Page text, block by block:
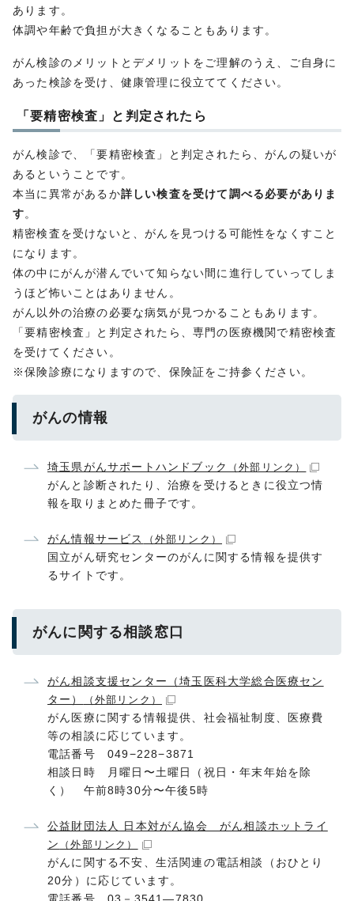
あります。
体調や年齢で負担が大きくなることもあります。
がん検診のメリットとデメリットをご理解のうえ、ご自身に
あった検診を受け、健康管理に役立ててください。
「要精密検査」と判定されたら
がん検診で、「要精密検査」と判定されたら、がんの疑いが
あるということです。
本当に異常があるか詳しい検査を受けて調べる必要がありま
す。
精密検査を受けないと、がんを見つける可能性をなくすこと
になります。
体の中にがんが潜んでいて知らない間に進行していってしま
うほど怖いことはありません。
がん以外の治療の必要な病気が見つかることもあります。
「要精密検査」と判定されたら、専門の医療機関で精密検査
を受けてください。
※保険診療になりますので、保険証をご持参ください。
がんの情報
埼玉県がんサポートハンドブック （外部リンク）
がんと診断されたり、治療を受けるときに役立つ情
報を取りまとめた冊子です。
がん情報サービス （外部リンク）
国立がん研究センターのがんに関する情報を提供す
るサイトです。
がんに関する相談窓口
がん相談支援センター（埼玉医科大学総合医療セン
ター）
（外部リンク）
がん医療に関する情報提供、社会福祉制度、医療費
等の相談に応じています。
電話番号 049−228−3871
相談日時 月曜日〜土曜日（祝日・年末年始を除
く） 午前8時30分〜午後5時
公益財団法人 日本対がん協会 がん相談ホットライ
ン
（外部リンク）
がんに関する不安、生活関連の電話相談（おひとり
20分）に応じています。